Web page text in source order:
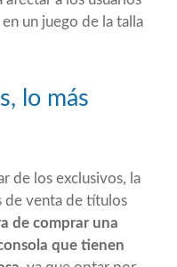
un juego de la talla
lo más
de los exclusivos, la
de venta de títulos
de comprar una
que tienen